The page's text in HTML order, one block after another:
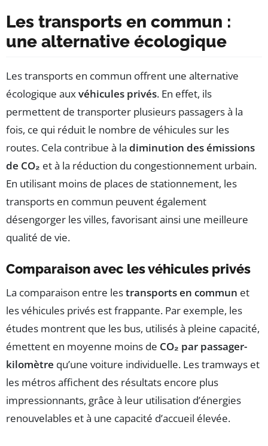
Les transports en commun :
une alternative écologique
Les transports en commun offrent une alternative
écologique auxvéhicules privés. En effet, ils
permettent de transporter plusieurs passagers à la
fois, ce qui réduit le nombre de véhicules sur les
routes. Cela contribue à la diminution des émissions
de CO₂ et à la réduction du congestionnement urbain.
En utilisant moins de places de stationnement, les
transports en commun peuvent également
désengorger les villes, favorisant ainsi une meilleure
qualité de vie.
Comparaison avec les véhicules privés
La comparaison entre lestransports en commun et
les véhicules privés est frappante. Par exemple, les
études montrent que les bus, utilisés à pleine capacité,
émettent en moyenne moins de CO₂ par passager-
kilomètre qu’une voiture individuelle. Les tramways et
les métros affichent des résultats encore plus
impressionnants, grâce à leur utilisation d’énergies
renouvelables et à une capacité d’accueil élevée.